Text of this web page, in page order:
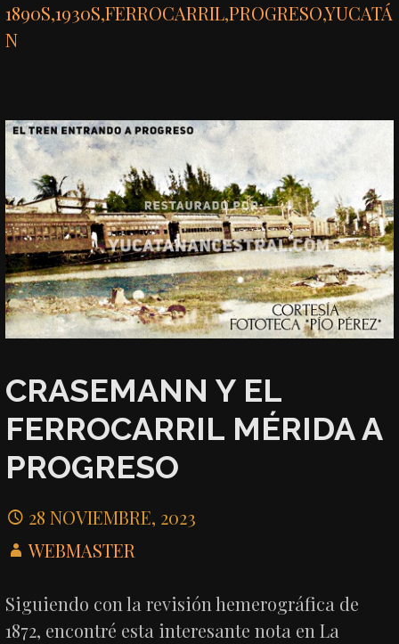
1890S,1930S,FERROCARRIL,PROGRESO,YUCATÁ
N
CRASEMANN Y EL
FERROCARRIL MÉRIDA A
PROGRESO
28 NOVIEMBRE, 2023
WEBMASTER
Siguiendo con la revisión hemerográfica de
1872, encontré esta interesante nota en La